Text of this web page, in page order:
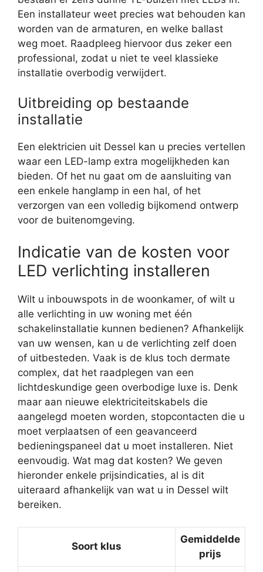
Een installateur weet precies wat behouden kan
worden van de armaturen, en welke ballast
weg moet. Raadpleeg hiervoor dus zeker een
professional, zodat u niet te veel klassieke
installatie overbodig verwijdert.
Uitbreiding op bestaande
installatie
Een elektricien uit Dessel kan u precies vertellen
waar een LED-lamp extra mogelijkheden kan
bieden. Of het nu gaat om de aansluiting van
een enkele hanglamp in een hal, of het
verzorgen van een volledig bijkomend ontwerp
voor de buitenomgeving.
Indicatie van de kosten voor
LED verlichting installeren
Wilt u inbouwspots in de woonkamer, of wilt u
alle verlichting in uw woning met één
schakelinstallatie kunnen bedienen? Afhankelijk
van uw wensen, kan u de verlichting zelf doen
of uitbesteden. Vaak is de klus toch dermate
complex, dat het raadplegen van een
lichtdeskundige geen overbodige luxe is. Denk
maar aan nieuwe elektriciteitskabels die
aangelegd moeten worden, stopcontacten die u
moet verplaatsen of een geavanceerd
bedieningspaneel dat u moet installeren. Niet
eenvoudig. Wat mag dat kosten? We geven
hieronder enkele prijsindicaties, al is dit
uiteraard afhankelijk van wat u in Dessel wilt
bereiken.
Soort klus
Gemiddelde
prijs